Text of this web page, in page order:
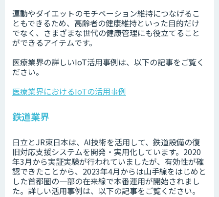
運動やダイエットのモチベーション維持につなげるこ
ともできるため、高齢者の健康維持といった目的だけ
でなく、さまざまな世代の健康管理にも役立てること
ができるアイテムです。
医療業界の詳しいIoT活用事例は、以下の記事をご覧く
ださい。
医療業界におけるIoTの活用事例
鉄道業界
日立とJR東日本は、AI技術を活用して、鉄道設備の復
旧対応支援システムを開発・実用化しています。2020
年3月から実証実験が行われていましたが、有効性が確
認できたことから、2023年4月からは山手線をはじめと
した首都圏の一部の在来線で本番運用が開始されまし
た。詳しい活用事例は、以下の記事をご覧ください。